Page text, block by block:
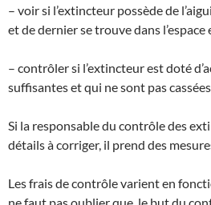
– voir si l’extincteur possède de
et de dernier se trouve dans l’espace
– contrôler si l’extincteur est doté
suffisantes et qui ne sont pas cassées
Si la responsable du contrôle des
détails à corriger, il prend des
Les frais de contrôle varient en
ne faut pas oublier que, le but du